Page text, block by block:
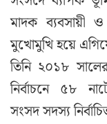
মাদক ব্যবসায়ী ও
মুখোমুখি হয়ে
তিনি ২০১৮
নির্বাচনে ৫৮
সংসদ সদস্য